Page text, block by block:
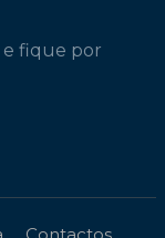
e fique por
Contactos